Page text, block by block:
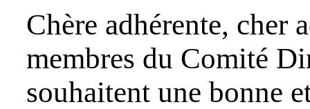
Chère adhérente,
membres du Comité
souhaitent une bonne